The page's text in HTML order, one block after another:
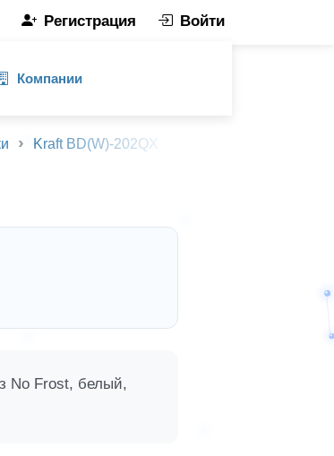
Регистрация Войти
Компании
Kraft BD(W)-202QX
No Frost, белый,